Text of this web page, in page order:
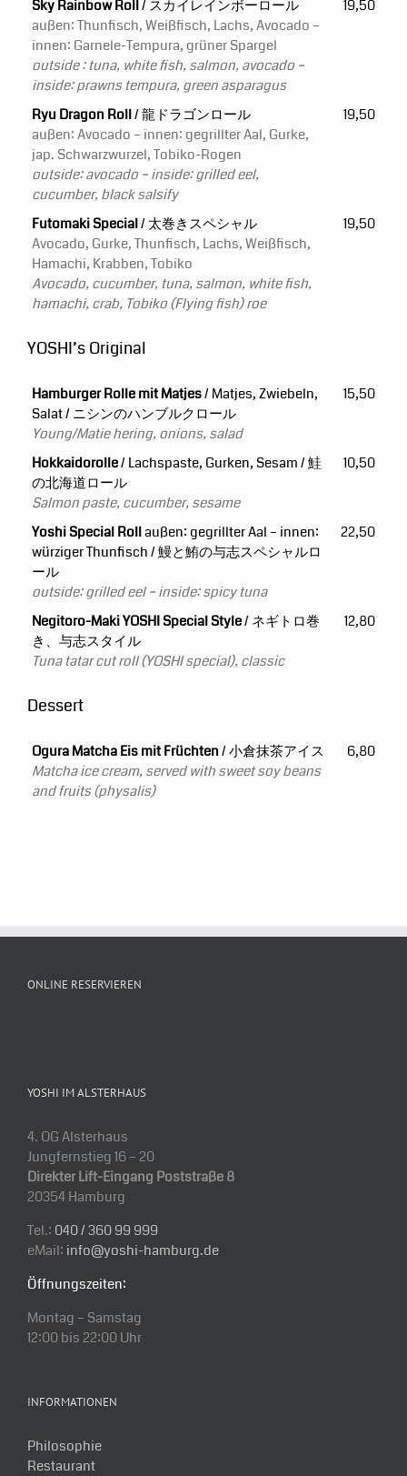
Sky Rainbow Roll/ スカイレインボーロール
außen: Thunfisch, Weißfisch, Lachs, Avocado –
innen: Garnele-Tempura, grüner Spargel
outside : tuna, white fish, salmon, avocado –
inside: prawns tempura, green asparagus
19,50
Ryu Dragon Roll/ 龍ドラゴンロール
außen: Avocado – innen: gegrillter Aal, Gurke,
jap. Schwarzwurzel, Tobiko-Rogen
outside: avocado – inside: grilled eel,
cucumber, black salsify
19,50
Futomaki Special/ 太巻きスペシャル
Avocado, Gurke, Thunfisch, Lachs, Weißfisch,
Hamachi, Krabben, Tobiko
Avocado, cucumber, tuna, salmon, white fish,
hamachi, crab, Tobiko (Flying fish) roe
19,50
YOSHI’s Original
Hamburger Rolle mit Matjes/ Matjes, Zwiebeln,
Salat /ニシンのハンブルクロール
Young/Matie hering, onions, salad
15,50
Hokkaidorolle/ Lachspaste, Gurken, Sesam / 鮭
の北海道ロール
Salmon paste, cucumber, sesame
10,50
Yoshi Special Rollaußen: gegrillter Aal – innen:
würziger Thunfisch /鰻と鮪の与志スペシャルロ
ール
outside: grilled eel – inside: spicy tuna
22,50
Negitoro-Maki YOSHI Special Style/ ネギトロ巻
き、与志スタイル
Tuna tatar cut roll (YOSHI special), classic
12,80
Dessert
Ogura Matcha Eis mit Früchten/ 小倉抹茶アイス
Matcha ice cream, served with sweet soy beans
and fruits (physalis)
6,80
ONLINE RESERVIEREN
YOSHI IM ALSTERHAUS
4. OG Alsterhaus
Jungfernstieg 16 – 20
Direkter Lift-Eingang Poststraße 8
20354 Hamburg
Tel.: 040 / 360 99 999
eMail: info@yoshi-hamburg.de
Öffnungszeiten:
Montag – Samstag
12:00 bis 22:00 Uhr
INFORMATIONEN
Philosophie
Restaurant